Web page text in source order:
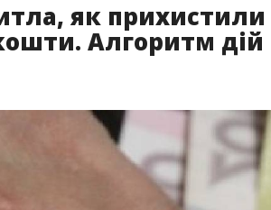
як прихистили
Алгоритм дій